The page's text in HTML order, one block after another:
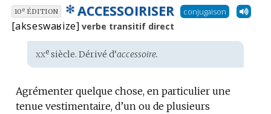
10eÉDITION ✻ ACCESSOIRISER conjugaison
[akseswaʁize] verbe transitif direct
Étymologie
:
xxesiècle. Dérivé d’accessoire.
Agrémenter quelque chose, en particulier une
tenue vestimentaire, d’un ou de plusieurs